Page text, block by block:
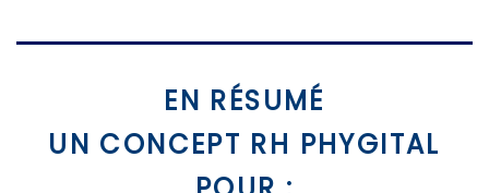
EN RÉSUMÉ
UN CONCEPT RH PHYGITAL